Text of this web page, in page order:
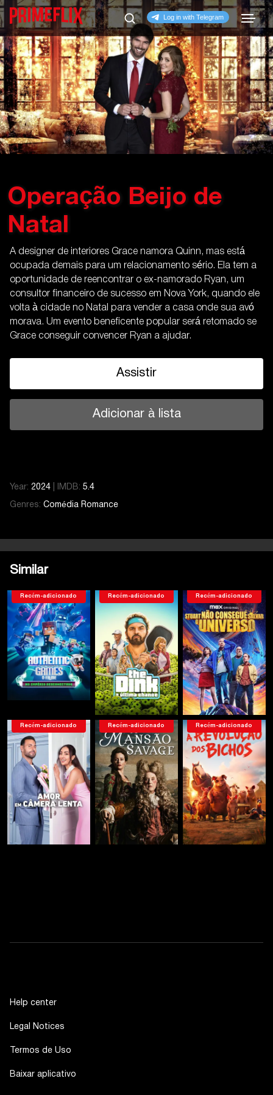
Operação Beijo de
Natal
A designer de interiores Grace namora Quinn, mas está
ocupada demais para um relacionamento sério. Ela tem a
oportunidade de reencontrar o ex-namorado Ryan, um
consultor financeiro de sucesso em Nova York, quando ele
volta à cidade no Natal para vender a casa onde sua avó
morava. Um evento beneficente popular será retomado se
Grace conseguir convencer Ryan a ajudar.
Assistir
Adicionar à lista
Year: 2024 IMDB: 5.4
Genres: Comédia Romance
Similar
Recém-adicionado Recém-adicionado Recém-adicionado
Recém-adicionado Recém-adicionado Recém-adicionado
Help center
Legal Notices
Termos de Uso
Baixar aplicativo